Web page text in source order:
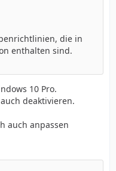
die in
enthalten sind.
10 Pro.
deaktivieren.
auch anpassen